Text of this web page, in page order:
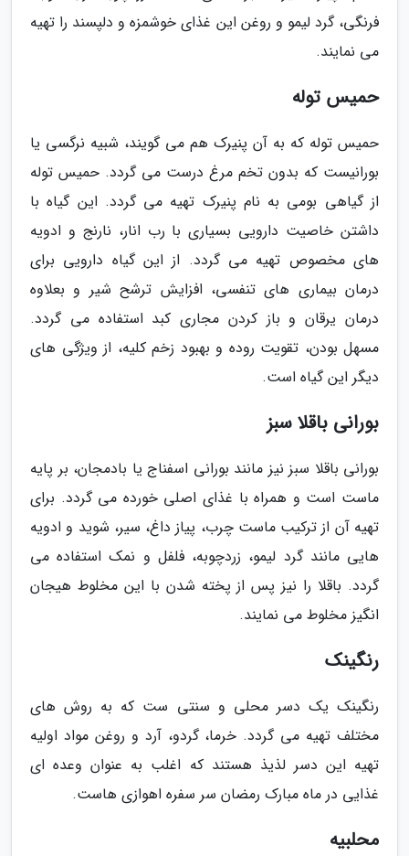
فرنگی، گرد لیمو و روغن این غذای خوشمزه و دلپسند را تهیه
می نمایند.
حمیس توله
حمیس توله که به آن پنیرک هم می گویند، شبیه نرگسی یا
بورانیست که بدون تخم مرغ درست می گردد. حمیس توله
از گیاهی بومی به نام پنیرک تهیه می گردد. این گیاه با
داشتن خاصیت دارویی بسیاری با رب انار، نارنج و ادویه
های مخصوص تهیه می گردد. از این گیاه دارویی برای
درمان بیماری های تنفسی، افزایش ترشح شیر و بعلاوه
درمان یرقان و باز کردن مجاری کبد استفاده می گردد.
مسهل بودن، تقویت روده و بهبود زخم کلیه، از ویژگی های
دیگر این گیاه است.
بورانی باقلا سبز
بورانی باقلا سبز نیز مانند بورانی اسفناج یا بادمجان، بر پایه
ماست است و همراه با غذای اصلی خورده می گردد. برای
تهیه آن از ترکیب ماست چرب، پیاز داغ، سیر، شوید و ادویه
هایی مانند گرد لیمو، زردچوبه، فلفل و نمک استفاده می
گردد. باقلا را نیز پس از پخته شدن با این مخلوط هیجان
انگیز مخلوط می نمایند.
رنگینک
رنگینک یک دسر محلی و سنتی ست که به روش های
مختلف تهیه می گردد. خرما، گردو، آرد و روغن مواد اولیه
تهیه این دسر لذیذ هستند که اغلب به عنوان وعده ای
غذایی در ماه مبارک رمضان سر سفره اهوازی هاست.
محلبیه